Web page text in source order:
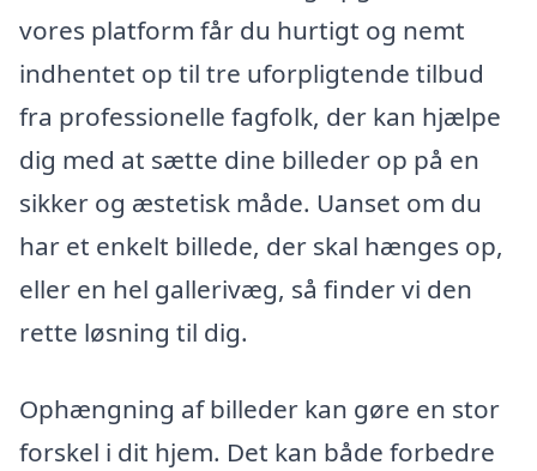
vores platform får du hurtigt og nemt
indhentet op til tre uforpligtende tilbud
fra professionelle fagfolk, der kan hjælpe
dig med at sætte dine billeder op på en
sikker og æstetisk måde. Uanset om du
har et enkelt billede, der skal hænges op,
eller en hel gallerivæg, så finder vi den
rette løsning til dig.
Ophængning af billeder kan gøre en stor
forskel i dit hjem. Det kan både forbedre